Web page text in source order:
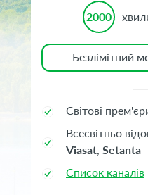
2000
Безлімітний
Світові
Всесвітньо
Viasat, Setanta
Список каналів